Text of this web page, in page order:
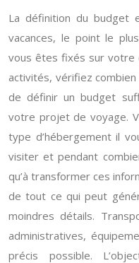
La définition du budget
vacances, le point le
vous êtes fixés sur votre
activités, vérifiez
de définir un budget
votre projet de voyage.
type d’hébergement il
visiter et pendant
qu’à transformer ces
de tout ce qui peut
moindres détails.
administratives,
précis possible.